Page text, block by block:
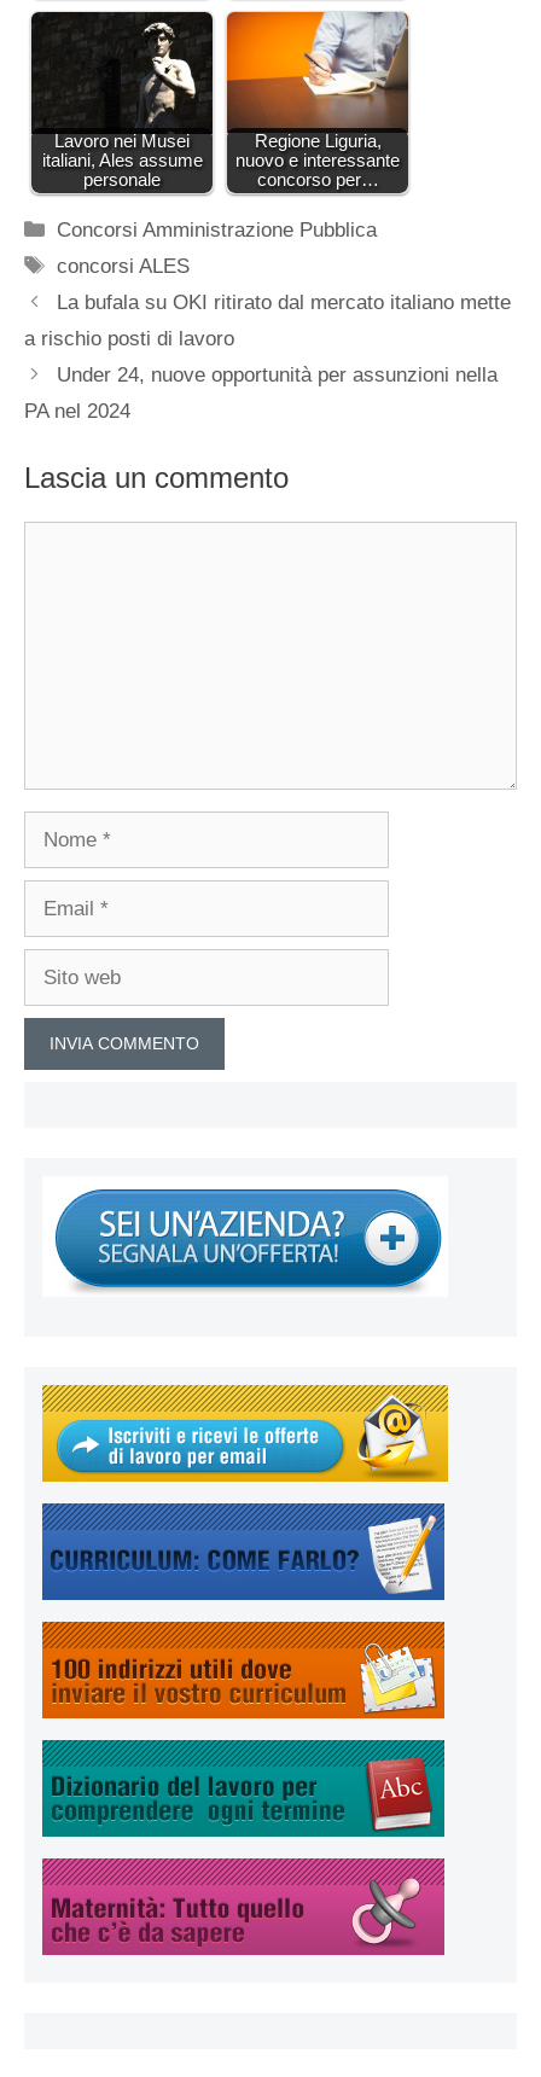
Lavoro nei Musei
italiani, Ales assume
personale
Regione Liguria,
nuovo e interessante
concorso per…
Categorie
Concorsi Amministrazione Pubblica
Tag
concorsi ALES
La bufala su OKI ritirato dal mercato italiano mette
a rischio posti di lavoro
Under 24, nuove opportunità per assunzioni nella
PA nel 2024
Lascia un commento
Nome
Email
Sito